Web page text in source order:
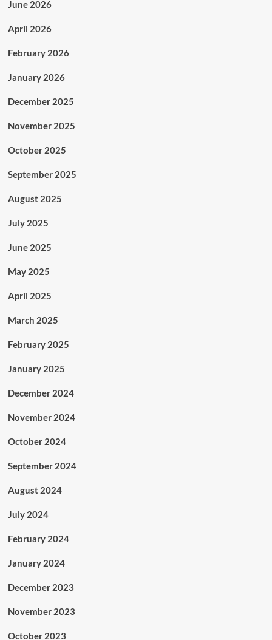
June 2026
April 2026
February 2026
January 2026
December 2025
November 2025
October 2025
September 2025
August 2025
July 2025
June 2025
May 2025
April 2025
March 2025
February 2025
January 2025
December 2024
November 2024
October 2024
September 2024
August 2024
July 2024
February 2024
January 2024
December 2023
November 2023
October 2023